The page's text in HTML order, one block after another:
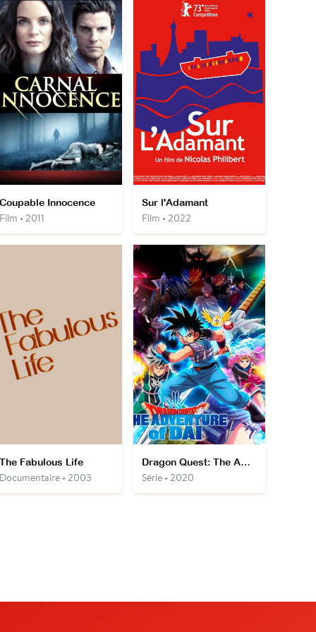
Innocence
• 2011
Sur l'Adamant
Film • 2022
Fabulous Life
• 2003
Dragon Quest: The Adventure of Dai
Série • 2020